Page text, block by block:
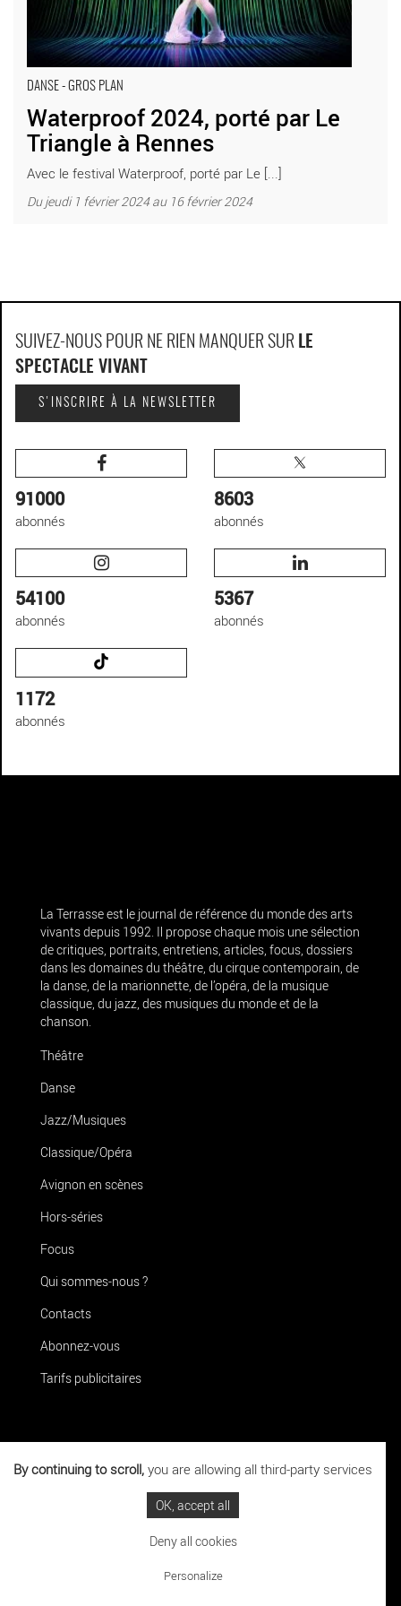
DANSE - GROS PLAN
Waterproof 2024, porté par Le
Triangle à Rennes
Avec le festival Waterproof, porté par Le [...]
Du jeudi 1 février 2024 au 16 février 2024
SUIVEZ-NOUS POUR NE RIEN MANQUER SUR LE
SPECTACLE VIVANT
S'INSCRIRE À LA NEWSLETTER
91000
abonnés
8603
abonnés
54100
abonnés
5367
abonnés
1172
abonnés
La Terrasse est le journal de référence du monde des arts
vivants depuis 1992. Il propose chaque mois une sélection
de critiques, portraits, entretiens, articles, focus, dossiers
dans les domaines du théâtre, du cirque contemporain, de
la danse, de la marionnette, de l’opéra, de la musique
classique, du jazz, des musiques du monde et de la
chanson.
Théâtre
Danse
Jazz/Musiques
Classique/Opéra
Avignon en scènes
Hors-séries
Focus
Qui sommes-nous ?
Contacts
Abonnez-vous
Tarifs publicitaires
l'application La Terrasse
Mentions légales
By continuing to scroll, you are allowing all third-party services
OK, accept all
Deny all cookies
Personalize